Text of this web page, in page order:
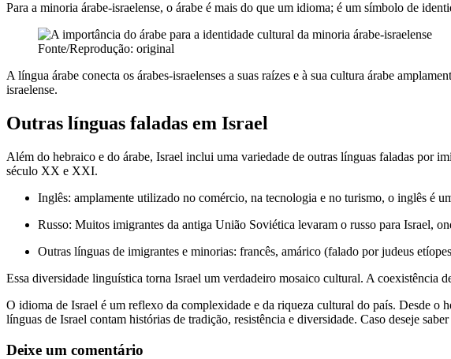
Para a minoria árabe-israelense, o árabe é mais do que um idioma; é um símbolo de
Fonte/Reprodução: original
A língua árabe conecta os árabes-israelenses a suas raízes e à sua cultura árabe
israelense.
Outras línguas faladas em Israel
Além do hebraico e do árabe, Israel inclui uma variedade de outras línguas faladas por
século XX e XXI.
Inglês: amplamente utilizado no comércio, na tecnologia e no turismo, o inglês é
Russo: Muitos imigrantes da antiga União Soviética levaram o russo para Israel,
Outras línguas de imigrantes e minorias: francês, amárico (falado por judeus
Essa diversidade linguística torna Israel um verdadeiro mosaico cultural. A coexistência
O idioma de Israel é um reflexo da complexidade e da riqueza cultural do país. Desde o
línguas de Israel contam histórias de tradição, resistência e diversidade. Caso deseje
Deixe um comentário